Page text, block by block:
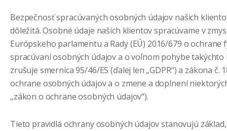
Bezpečnosť spracúvaných osobných údajov našich
dôležitá. Osobné údaje našich klientov spracúvame v
Európskeho parlamentu a Rady (EÚ) 2016/679 o ochrane
spracúvaní osobných údajov a o voľnom pohybe
zrušuje smernica 95/46/ES (ďalej len „GDPR“) a zákona č.
ochrane osobných údajov a o zmene a doplnení
„zákon o ochrane osobných údajov“).
Tieto pravidlá ochrany osobných údajov stanovujú